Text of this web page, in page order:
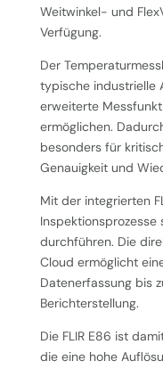
Weitwinkel- und
Verfügung.
Der
typische industrielle
erweiterte
ermöglichen.
besonders für
Genauigkeit und
Mit der integrierten
durchführen. Die
Cloud ermöglicht
Datenerfassung bis
Berichterstellung.
Die FLIR E86 ist
die eine hohe